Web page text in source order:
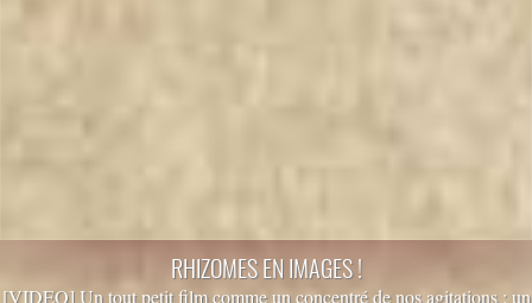
RHIZOMES EN IMAGES !
[VIDEO] Un tout petit film comme un concentré de nos agitations : un